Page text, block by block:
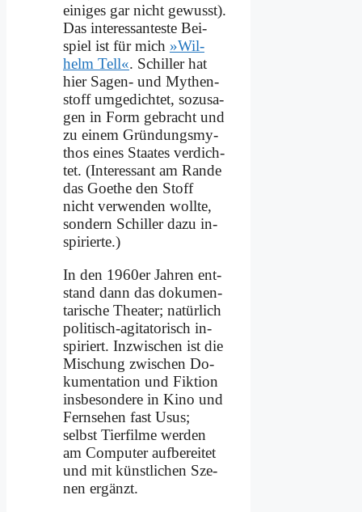
ei­ni­ges gar nicht ge­wusst).
Das in­ter­es­san­te­ste Bei­
spiel ist für mich »Wil­
helm Tell«. Schil­ler hat
hier Sa­gen- und My­then­
stoff um­ge­dich­tet, so­zu­sa­
gen in Form ge­bracht und
zu ei­nem Grün­dungs­my­
thos ei­nes Staa­tes ver­dich­
tet. (In­ter­es­sant am Ran­de
das Goe­the den Stoff
nicht ver­wen­den woll­te,
son­dern Schil­ler da­zu in­
spi­rier­te.)
In den 1960er Jah­ren ent­
stand dann das do­ku­men­
ta­ri­sche Thea­ter; na­tür­lich
po­li­tisch-agi­ta­to­risch in­
spi­riert. In­zwi­schen ist die
Mi­schung zwi­schen Do­
ku­men­ta­ti­on und Fik­ti­on
ins­be­son­de­re in Ki­no und
Fern­se­hen fast Usus;
selbst Tier­fil­me wer­den
am Com­pu­ter auf­be­rei­tet
und mit künst­li­chen Sze­
nen er­gänzt.